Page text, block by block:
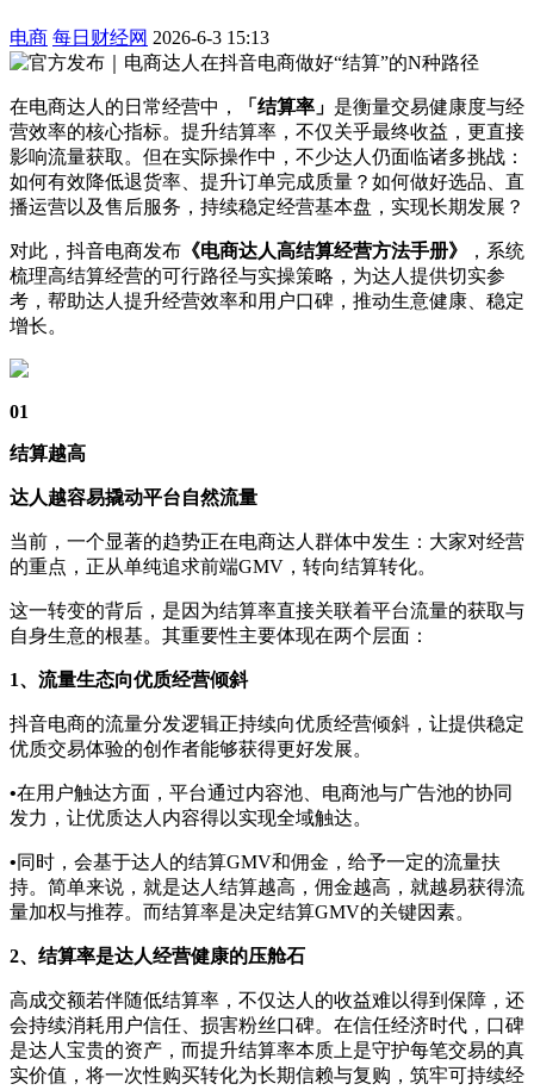
电商 每日财经网 2026-6-3 15:13
在电商达人的日常经营中， 「结算率」 是衡量交易健康度与经
营效率的核心指标。提升结算率，不仅关乎最终收益，更直接
影响流量获取。但在实际操作中，不少达人仍面临诸多挑战：
如何有效降低退货率、提升订单完成质量？如何做好选品、直
播运营以及售后服务，持续稳定经营基本盘，实现长期发展？
对此，抖音电商发布 《电商达人高结算经营方法手册》
，系统
梳理高结算经营的可行路径与实操策略，为达人提供切实参
考，帮助达人提升经营效率和用户口碑，推动生意健康、稳定
增长。
01
结算越高
达人越容易撬动平台自然流量
当前，一个显著的趋势正在电商达人群体中发生：大家对经营
的重点，正从单纯追求前端GMV，转向结算转化。
这一转变的背后，是因为结算率直接关联着平台流量的获取与
自身生意的根基。其重要性主要体现在两个层面：
1、 流量生态向优质经营倾斜
抖音电商的流量分发逻辑正持续向优质经营倾斜，让提供稳定
优质交易体验的创作者能够获得更好发展。
•在用户触达方面，平台通过内容池、电商池与广告池的协同
发力，让优质达人内容得以实现全域触达。
•同时，会基于达人的结算GMV和佣金，给予一定的流量扶
持。简单来说，就是达人结算越高，佣金越高，就越易获得流
量加权与推荐。而结算率是决定结算GMV的关键因素。
2、 结算率是达人经营健康的压舱石
高成交额若伴随低结算率，不仅达人的收益难以得到保障，还
会持续消耗用户信任、损害粉丝口碑。在信任经济时代，口碑
是达人宝贵的资产，而提升结算率本质上是守护每笔交易的真
实价值，将一次性购买转化为长期信赖与复购，筑牢可持续经